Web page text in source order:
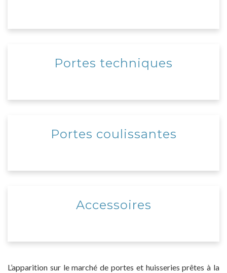
Portes techniques
Portes coulissantes
Accessoires
L’apparition sur le marché de portes et huisseries prêtes à la